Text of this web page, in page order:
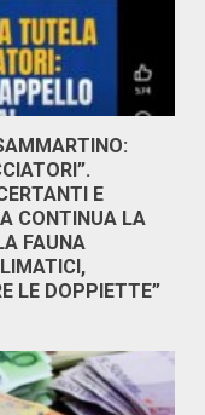
E
CONTINUA LA
FAUNA
LE DOPPIETTE”